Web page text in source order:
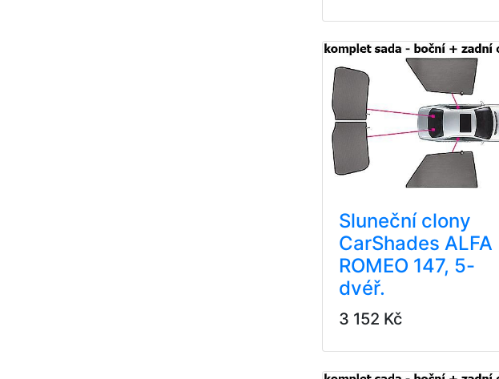
Sluneční clony
CarShades ALFA
ROMEO 147, 5-
dvéř.
3 152 Kč